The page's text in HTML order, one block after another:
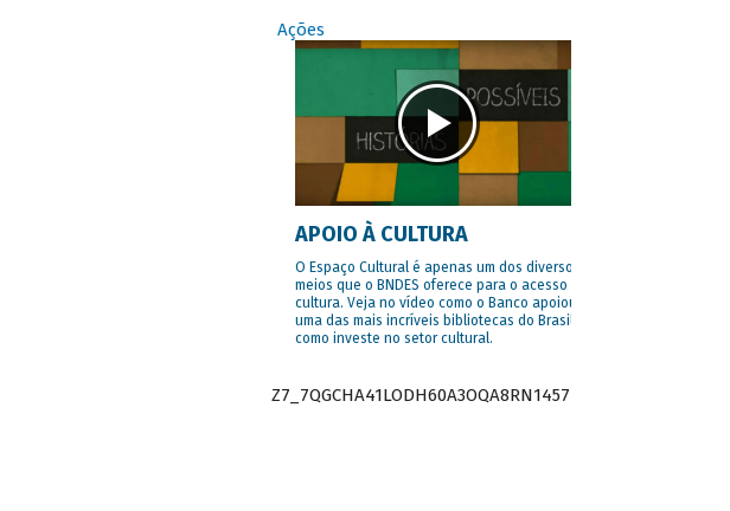
Ações
APOIO À CULTURA
O Espaço Cultural é apenas um dos diversos
meios que o BNDES oferece para o acesso à
cultura. Veja no vídeo como o Banco apoiou
uma das mais incríveis bibliotecas do Brasil e
como investe no setor cultural.
Z7_7QGCHA41LODH60A3OQA8RN1457